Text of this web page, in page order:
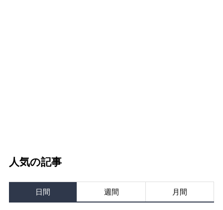
人気の記事
日間 週間 月間